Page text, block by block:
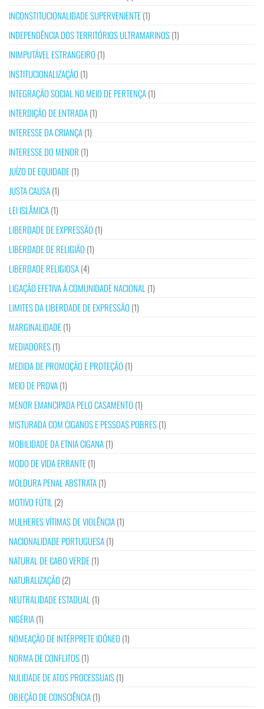
INCONSTITUCIONALIDADE SUPERVENIENTE(1)
INDEPENDÊNCIA DOS TERRITÓRIOS ULTRAMARINOS(1)
INIMPUTÁVEL ESTRANGEIRO (1)
INSTITUCIONALIZAÇÃO (1)
INTEGRAÇÃO SOCIAL NO MEIO DE PERTENÇA(1)
INTERDIÇÃO DE ENTRADA(1)
INTERESSE DA CRIANÇA(1)
INTERESSE DO MENOR (1)
JUÍZO DE EQUIDADE(1)
JUSTA CAUSA(1)
LEI ISLÂMICA(1)
LIBERDADE DE EXPRESSÃO (1)
LIBERDADE DE RELIGIÃO (1)
LIBERDADE RELIGIOSA(4)
LIGAÇÃO EFETIVA À COMUNIDADE NACIONAL (1)
LIMITES DA LIBERDADE DE EXPRESSÃO (1)
MARGINALIDADE(1)
MEDIADORES(1)
MEDIDA DE PROMOÇÃO E PROTEÇÃO (1)
MEIO DE PROVA(1)
MENOR EMANCIPADA PELO CASAMENTO (1)
MISTURADA COM CIGANOS E PESSOAS POBRES(1)
MOBILIDADE DA ETNIA CIGANA(1)
MODO DE VIDA ERRANTE(1)
MOLDURA PENAL ABSTRATA(1)
MOTIVO FÚTIL (2)
MULHERES VÍTIMAS DE VIOLÊNCIA(1)
NACIONALIDADE PORTUGUESA(1)
NATURAL DE CABO VERDE(1)
NATURALIZAÇÃO (2)
NEUTRALIDADE ESTADUAL (1)
NIGÉRIA(1)
NOMEAÇÃO DE INTÉRPRETE IDÓNEO (1)
NORMA DE CONFLITOS(1)
NULIDADE DE ATOS PROCESSUAIS(1)
OBJEÇÃO DE CONSCIÊNCIA(1)